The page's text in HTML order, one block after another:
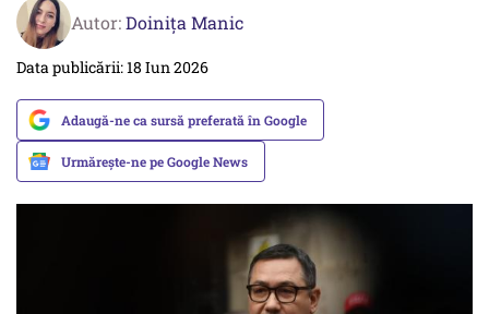
Autor:Doinița Manic
Data publicării: 18 Iun 2026
Adaugă-ne ca sursă preferată în Google
Urmărește-ne pe Google News